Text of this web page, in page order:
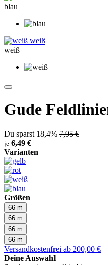
blau
weiß
weiß
Gude
Du sparst 18,4% 7,95 €
je 6,49 €
Varianten
Größen
66 m
66 m
66 m
66 m
Versandkostenfrei ab 200,00 €
Deine Auswahl